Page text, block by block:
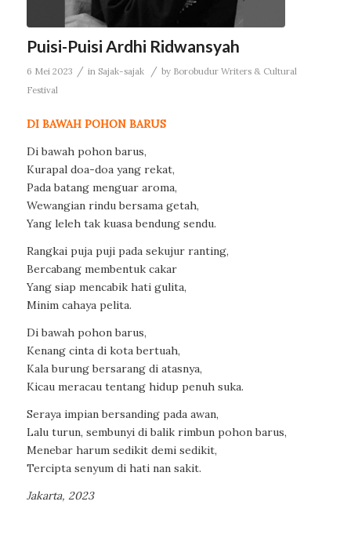
Puisi-Puisi Ardhi Ridwansyah
6 Mei 2023 / in Sajak-sajak / by Borobudur Writers & Cultural
Festival
DI BAWAH POHON BARUS
Di bawah pohon barus,
Kurapal doa-doa yang rekat,
Pada batang menguar aroma,
Wewangian rindu bersama getah,
Yang leleh tak kuasa bendung sendu.
Rangkai puja puji pada sekujur ranting,
Bercabang membentuk cakar
Yang siap mencabik hati gulita,
Minim cahaya pelita.
Di bawah pohon barus,
Kenang cinta di kota bertuah,
Kala burung bersarang di atasnya,
Kicau meracau tentang hidup penuh suka.
Seraya impian bersanding pada awan,
Lalu turun, sembunyi di balik rimbun pohon barus,
Menebar harum sedikit demi sedikit,
Tercipta senyum di hati nan sakit.
Jakarta, 2023